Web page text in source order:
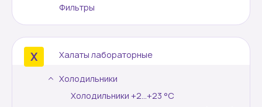
Фильтры
Халаты лабораторные
Холодильники
Холодильники +2...+23 °С